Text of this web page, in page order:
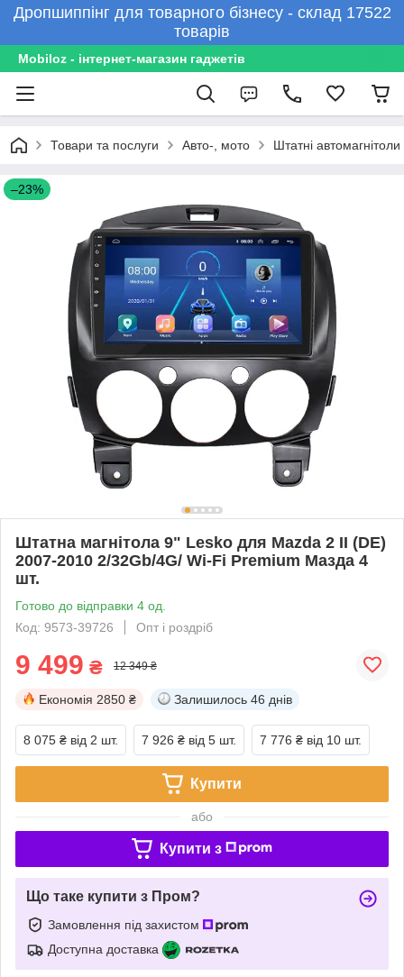
Дропшиппінг для товарного бізнесу - склад 17522
товарів
Mobiloz - інтернет-магазин гаджетів
Товари та послуги Авто-, мото Штатні автомагнітоли
–23%
Штатна магнітола 9" Lesko для Mazda 2 II (DE)
2007-2010 2/32Gb/4G/ Wi-Fi Premium Мазда 4
шт.
Готово до відправки 4 од.
Код: 9573-39726
Опт і роздріб
9 499 ₴ 12 349 ₴
Економія 2850 ₴ Залишилось 46 днів
8 075 ₴ від 2 шт. 7 926 ₴ від 5 шт. 7 776 ₴ від 10 шт.
Купити
або
Купити з
Що таке купити з Пром?
Замовлення під захистом
Доступна доставка